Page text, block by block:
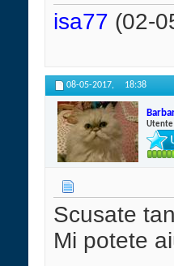
isa77 (02-
08-05-2017, 18:38
Utente
Scusate
Mi potete